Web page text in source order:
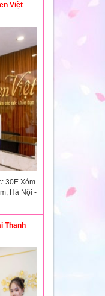
Việt
30E Xóm
Hà Nội -
Thanh